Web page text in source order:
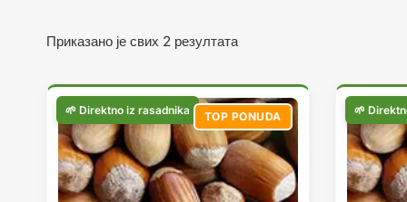
Приказано је свих 2 резултатаСортирано
популарности
TOP PONUDA